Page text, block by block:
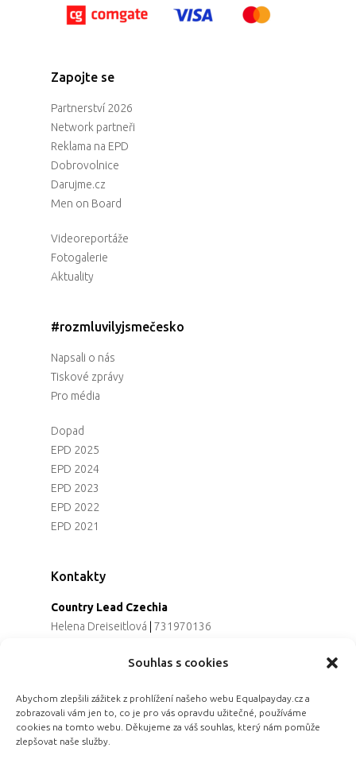
Souhlas s cookies
Abychom zlepšili zážitek z prohlížení našeho webu Equalpayday.cz a
zobrazovali vám jen to, co je pro vás opravdu užitečné, používáme
cookies na tomto webu. Děkujeme za váš souhlas, který nám pomůže
zlepšovat naše služby.
Zapojte se
Partnerství 2026
Network partneři
Reklama na EPD
Dobrovolnice
Darujme.cz
Men on Board
Videoreportáže
Fotogalerie
Aktuality
#rozmluvilyjsmečesko
Napsali o nás
Tiskové zprávy
Pro média
Dopad
EPD 2025
EPD 2024
EPD 2023
EPD 2022
EPD 2021
Kontakty
Country Lead Czechia
Helena Dreiseitlová | 731970136
Alena Řezaninová|736163461
Jana Černoušková|607782535
Partnerství & fundraising
Eva Primus Kovandová